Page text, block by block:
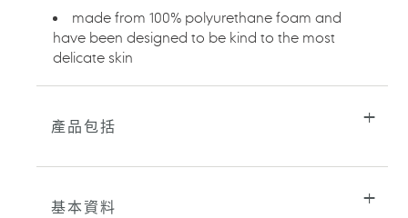
made from 100% polyurethane foam and
have been designed to be kind to the most
delicate skin
產品包括
基本資料